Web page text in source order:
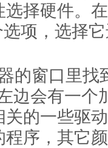
择硬件。
项，选择
的窗口里找
边会有一个
的一些驱
序，其它